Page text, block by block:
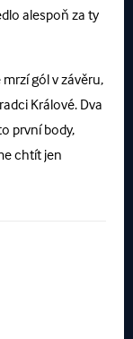
alespoň za ty
gól v závěru,
Králové. Dva
první body,
chtít jen